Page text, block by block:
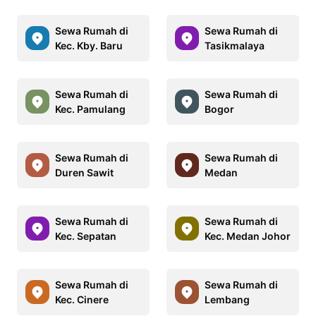
Sewa Rumah di
Kec. Kby. Baru
Sewa Rumah di
Tasikmalaya
Sewa Rumah di
Kec. Pamulang
Sewa Rumah di
Bogor
Sewa Rumah di
Duren Sawit
Sewa Rumah di
Medan
Sewa Rumah di
Kec. Sepatan
Sewa Rumah di
Kec. Medan Johor
Sewa Rumah di
Kec. Cinere
Sewa Rumah di
Lembang